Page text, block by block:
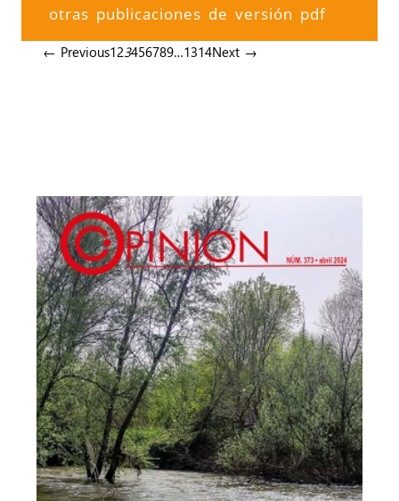
otras publicaciones de versión pdf
← Previous123456789…1314Next →